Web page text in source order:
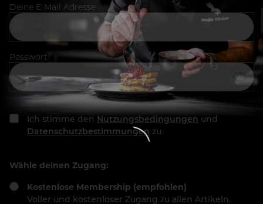
Deine E-Mail Adresse
Passwort
Ich stimme den Nutzungsbedingungen und
Datenschutzbestimmungen zu.
Wähle deinen Zugang:
Kostenlose Membership (empfohlen)
Voller und kostenloser Zugang zu allen Artikeln,